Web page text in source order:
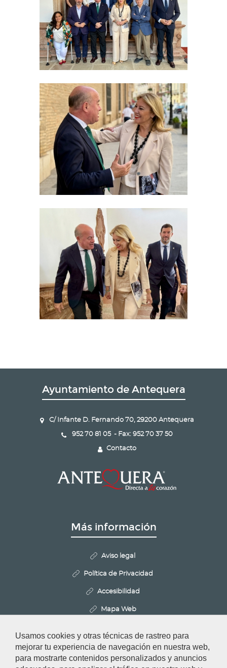
Usamos cookies y otras técnicas de rastreo para
mejorar tu experiencia de navegación en nuestra web,
para mostrarte contenidos personalizados y anuncios
Ayuntamiento de Antequera
C/ Infante D. Fernando 70, 29200 Antequera
952 70 81 05 - Fax: 952 70 37 50
Contacto
Más información
Aviso legal
Política de Privacidad
Accesibilidad
Mapa Web
Configurar cookies